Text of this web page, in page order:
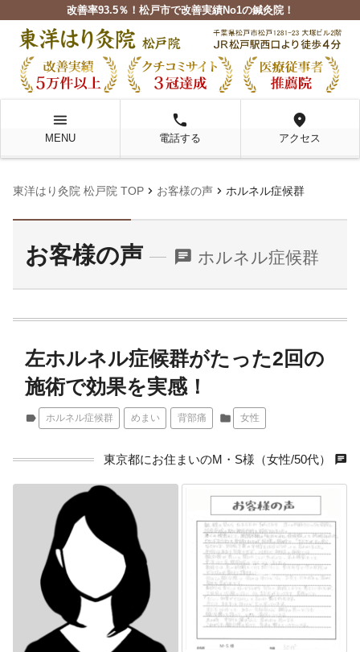
改善率93.5％！松戸市で改善実績No1の鍼灸院！
menu
MENU
local_phone
電話する
location_on
アクセス
東洋はり灸院 松戸院 TOP chevron_right お客様の声 chevron_right ホルネル症候群
お客様の声 chat ホルネル症候群
左ホルネル症候群がたった2回の
施術で効果を実感！
label ホルネル症候群 めまい 背部痛 folder 女性
東京都にお住まいのM・S様（女性/50代） chat